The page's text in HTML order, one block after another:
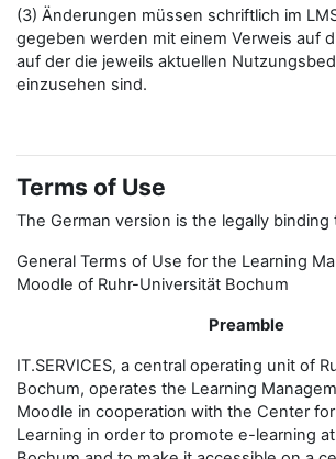
(3) Änderungen müssen schriftlich im
gegeben werden mit einem Verweis auf
auf der die jeweils aktuellen
einzusehen sind.
Terms of Use
The German version is the legally binding
General Terms of Use for the Learning
Moodle of Ruhr-Universität Bochum
Preamble
IT.SERVICES, a central operating unit of
Bochum, operates the Learning
Moodle in cooperation with the Center
Learning in order to promote e-learning